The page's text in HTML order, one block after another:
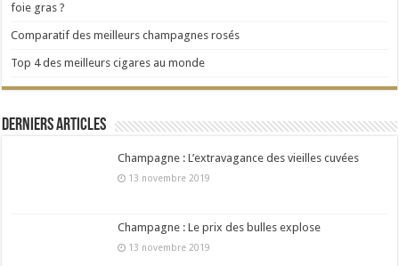
foie gras ?
Comparatif des meilleurs champagnes rosés
Top 4 des meilleurs cigares au monde
Derniers articles
Champagne : L’extravagance des vieilles cuvées
13 novembre 2019
Champagne : Le prix des bulles explose
13 novembre 2019